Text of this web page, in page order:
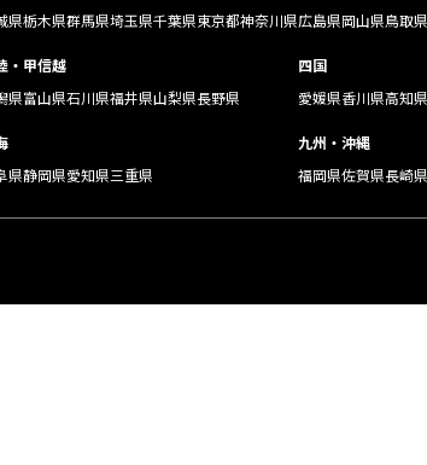
県栃木県群馬県埼玉県千葉県東京都神奈川県
・甲信越
県富山県石川県福井県山梨県長野県
県静岡県愛知県三重県
広島県岡山県鳥取県
四国
愛媛県香川県高知県
九州・沖縄
福岡県佐賀県長崎県